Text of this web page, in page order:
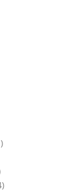
article
articles